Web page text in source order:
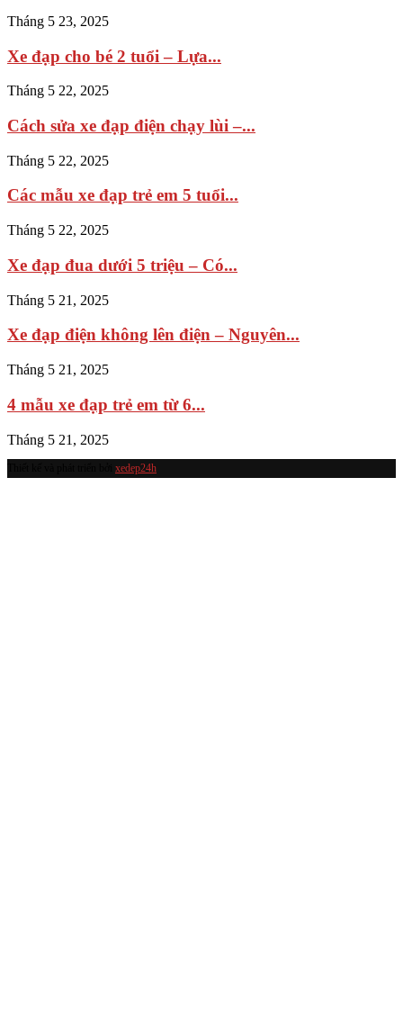
Tháng 5 23, 2025
Xe đạp cho bé 2 tuổi – Lựa...
Tháng 5 22, 2025
Cách sửa xe đạp điện chạy lùi –...
Tháng 5 22, 2025
Các mẫu xe đạp trẻ em 5 tuổi...
Tháng 5 22, 2025
Xe đạp đua dưới 5 triệu – Có...
Tháng 5 21, 2025
Xe đạp điện không lên điện – Nguyên...
Tháng 5 21, 2025
4 mẫu xe đạp trẻ em từ 6...
Tháng 5 21, 2025
xedep24h